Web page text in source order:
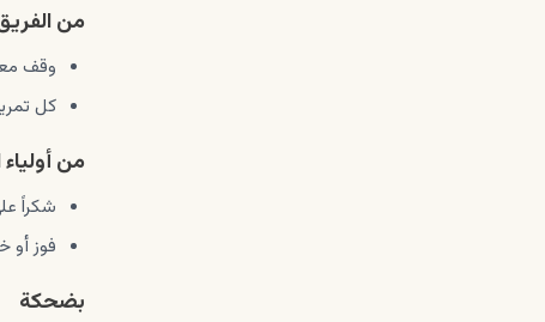
من
وقف
كل
من أولياء
شكراً
فوز أو
بضحكة